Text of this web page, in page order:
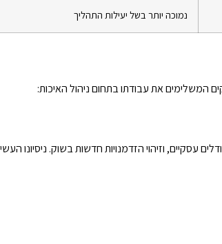
נמוכה יותר בשל יעילות התהליך
וזיהוי הזדמנויות חדשות בשוק. ניסיונו העשיר